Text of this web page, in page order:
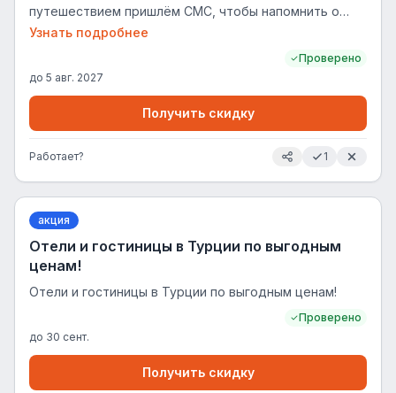
путешествием пришлём СМС, чтобы напомнить о
финальной оплате. Кстати, на бронирование с
кешбэк — возвращаем до 20% баллами Плюса.
Узнать подробнее
Проверено
до 5 авг. 2027
Получить скидку
Работает? 1
акция
Отели и гостиницы в Турции по выгодным
ценам!
Отели и гостиницы в Турции по выгодным ценам!
Проверено
до 30 сент.
Получить скидку